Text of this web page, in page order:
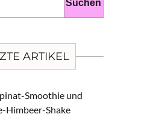
nach:
ARTIKEL
Smoothie und
Himbeer-Shake